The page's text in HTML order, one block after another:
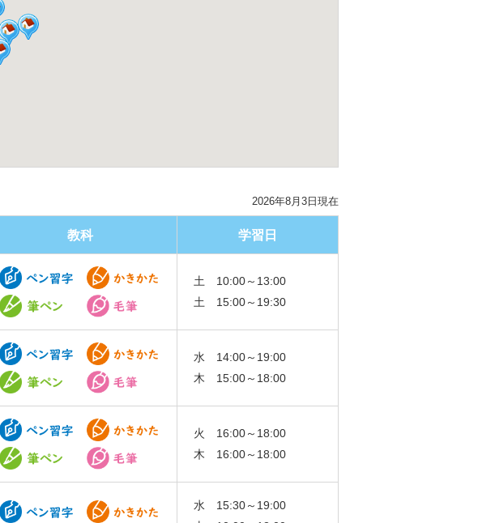
2026年8月3日現在
教科 学習日
土 10:00～13:00
土 15:00～19:30
水 14:00～19:00
木 15:00～18:00
火 16:00～18:00
木 16:00～18:00
水 15:30～19:00